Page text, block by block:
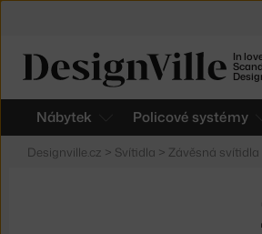
In
Nábytek Policové systémy
Designville.cz > Svítidla > Závěsná svítidla